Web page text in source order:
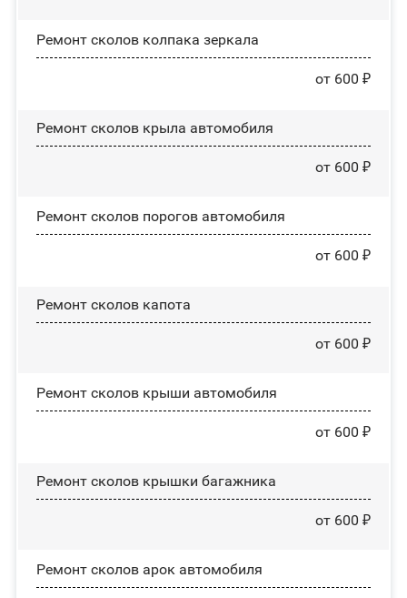
Ремонт сколов колпака зеркала
от 600 ₽
Ремонт сколов крыла автомобиля
от 600 ₽
Ремонт сколов порогов автомобиля
от 600 ₽
Ремонт сколов капота
от 600 ₽
Ремонт сколов крыши автомобиля
от 600 ₽
Ремонт сколов крышки багажника
от 600 ₽
Ремонт сколов арок автомобиля